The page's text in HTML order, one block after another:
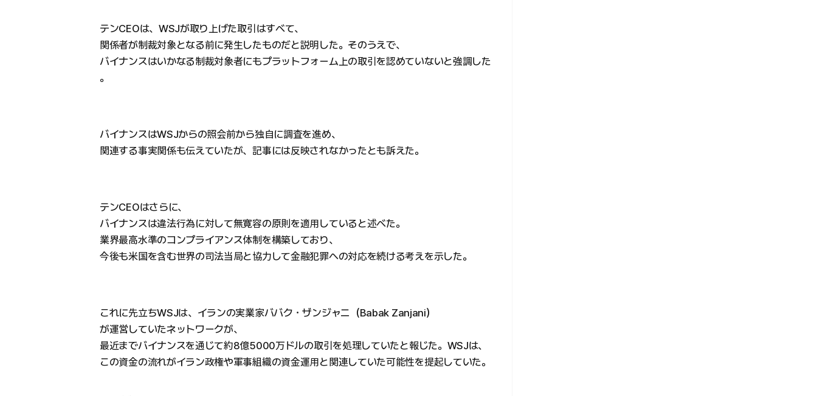
テンCEOは、WSJが取り上げた取引はすべて、
関係者が制裁対象となる前に発生したものだと説明した。そのうえで、
バイナンスはいかなる制裁対象者にもプラットフォーム上の取引を認めていないと強調した
。
バイナンスはWSJからの照会前から独自に調査を進め、
関連する事実関係も伝えていたが、記事には反映されなかったとも訴えた。
テンCEOはさらに、
バイナンスは違法行為に対して無寛容の原則を適用していると述べた。
業界最高水準のコンプライアンス体制を構築しており、
今後も米国を含む世界の司法当局と協力して金融犯罪への対応を続ける考えを示した。
これに先立ちWSJは、イランの実業家ババク・ザンジャニ（Babak Zanjani）
が運営していたネットワークが、
最近までバイナンスを通じて約8億5000万ドルの取引を処理していたと報じた。WSJは、
この資金の流れがイラン政権や軍事組織の資金運用と関連していた可能性を提起していた。